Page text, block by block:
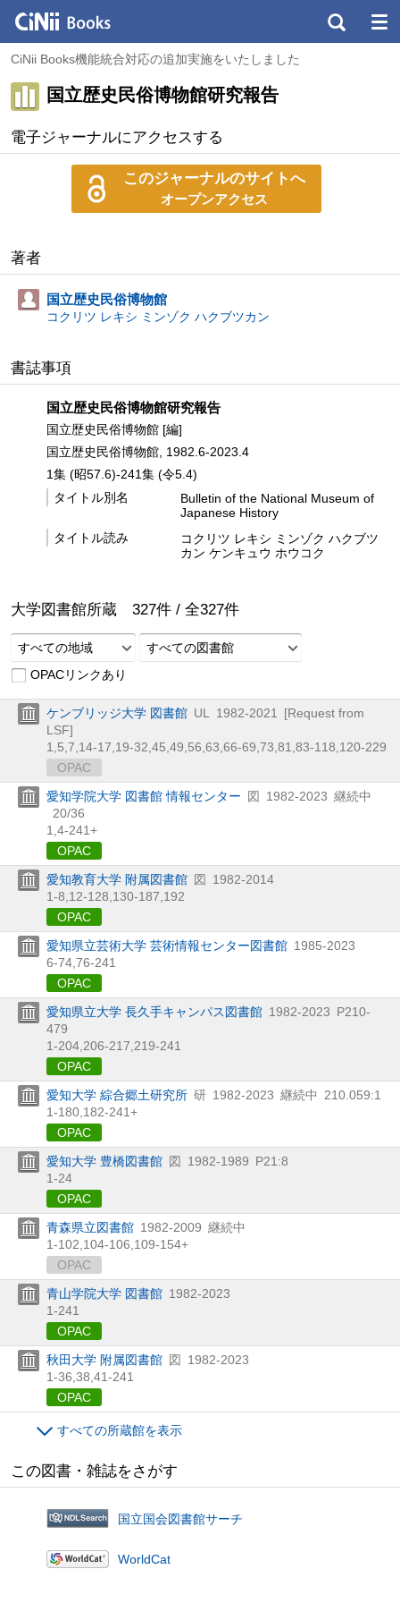
CiNii Books機能統合対応の追加実施をいたしました
国立歴史民俗博物館研究報告
電子ジャーナルにアクセスする
このジャーナルのサイトへ
オープンアクセス
著者
国立歴史民俗博物館
コクリツ レキシ ミンゾク ハクブツカン
書誌事項
国立歴史民俗博物館研究報告
国立歴史民俗博物館 [編]
国立歴史民俗博物館, 1982.6-2023.4
1集 (昭57.6)-241集 (令5.4)
タイトル別名
Bulletin of the National Museum of
Japanese History
タイトル読み
コクリツ レキシ ミンゾク ハクブツ
カン ケンキュウ ホウコク
大学図書館所蔵 327件 / 全327件
すべての地域
すべての図書館
OPACリンクあり
ケンブリッジ大学 図書館 UL 1982-2021
[Request from
LSF]
1, 5, 7, 14-17, 19-32, 45, 49, 56, 63, 66-69, 73, 81, 83-118, 120-229
OPAC
愛知学院大学 図書館 情報センター 図 1982-2023 継続中
20/36
1, 4-241+
OPAC
愛知教育大学 附属図書館 図 1982-2014
1-8, 12-128, 130-187, 192
OPAC
愛知県立芸術大学 芸術情報センター図書館 1985-2023
6-74, 76-241
OPAC
愛知県立大学 長久手キャンパス図書館 1982-2023 P210-
479
1-204, 206-217, 219-241
OPAC
愛知大学 綜合郷土研究所 研 1982-2023 継続中
210.059:1
1-180, 182-241+
OPAC
愛知大学 豊橋図書館 図 1982-1989 P21:8
1-24
OPAC
青森県立図書館 1982-2009 継続中
1-102, 104-106, 109-154+
OPAC
青山学院大学 図書館 1982-2023
1-241
OPAC
秋田大学 附属図書館 図 1982-2023
1-36, 38, 41-241
OPAC
すべての所蔵館を表示
この図書・雑誌をさがす
国立国会図書館サーチ
WorldCat